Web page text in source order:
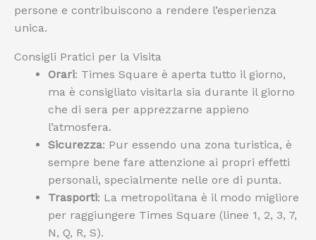
persone e contribuiscono a rendere l’esperienza
unica.
Consigli Pratici per la Visita
Orari: Times Square è aperta tutto il giorno,
ma è consigliato visitarla sia durante il giorno
che di sera per apprezzarne appieno
l’atmosfera.
Sicurezza: Pur essendo una zona turistica, è
sempre bene fare attenzione ai propri effetti
personali, specialmente nelle ore di punta.
Trasporti: La metropolitana è il modo migliore
per raggiungere Times Square (linee 1, 2, 3, 7,
N, Q, R, S).